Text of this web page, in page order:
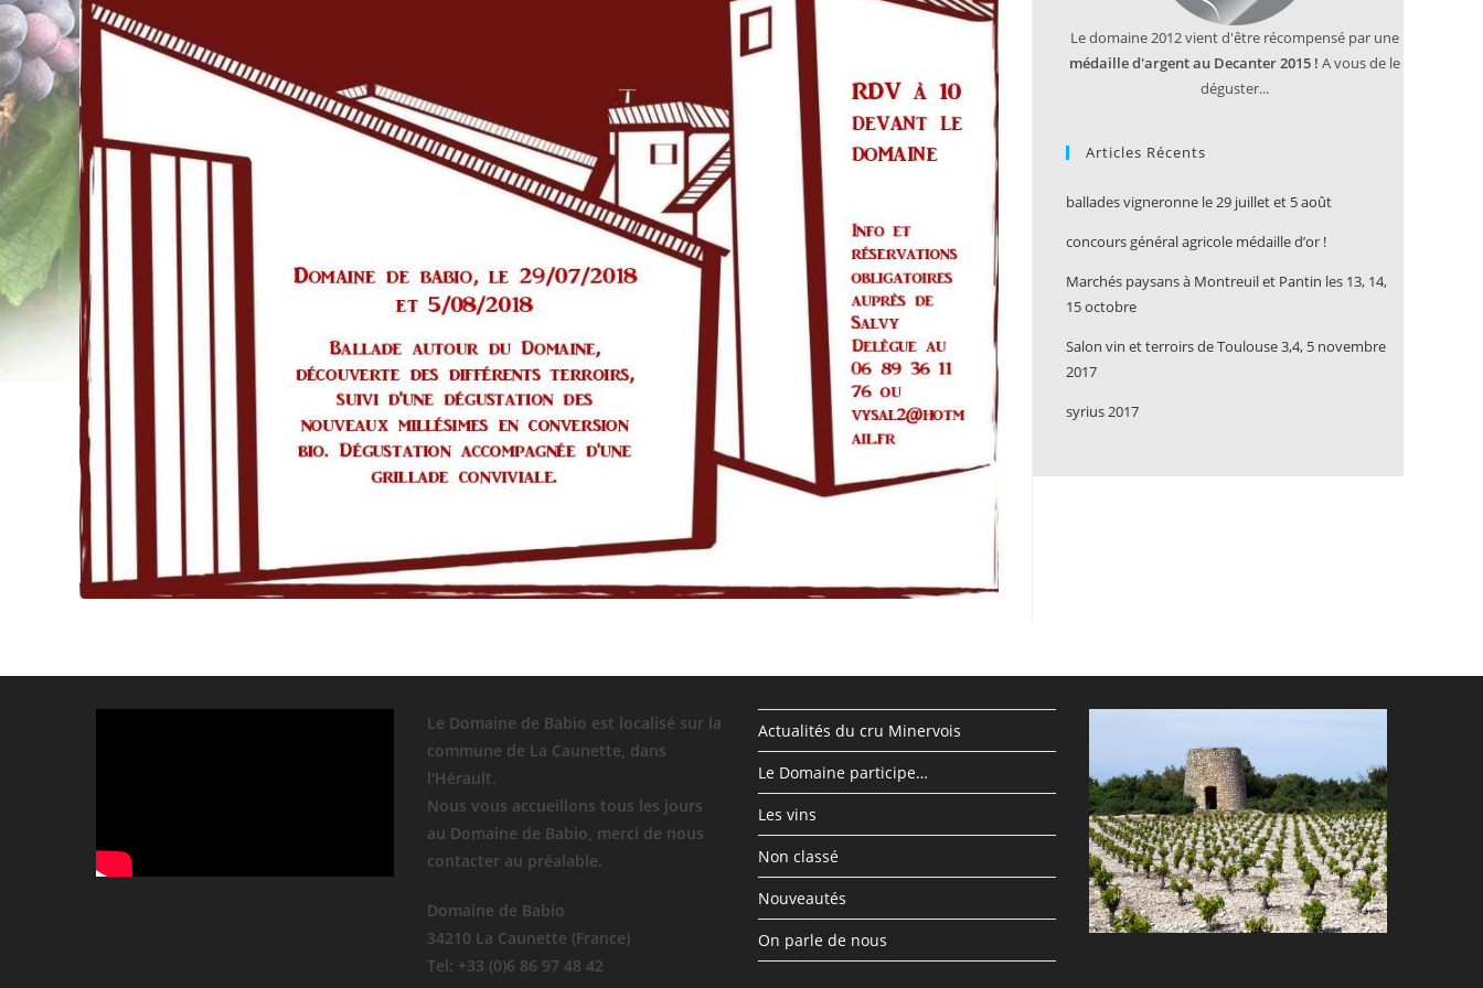
Le domaine 2012 vient d'être récompensé par une
médaille d'argent au Decanter 2015 ! A vous de le
déguster...
Articles Récents
ballades vigneronne le 29 juillet et 5 août
concours général agricole médaille d’or !
Marchés paysans à Montreuil et Pantin les 13, 14,
15 octobre
Salon vin et terroirs de Toulouse 3,4, 5 novembre
2017
syrius 2017
Le Domaine de Babio est localisé sur la
commune de La Caunette, dans
l'Hérault.
Nous vous accueillons tous les jours
au Domaine de Babio, merci de nous
contacter au préalable.
Domaine de Babio
34210 La Caunette (France)
Tel: +33 (0)6 86 97 48 42
Actualités du cru Minervois
Le Domaine participe…
Les vins
Non classé
Nouveautés
On parle de nous